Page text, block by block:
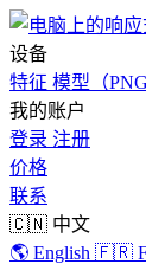
设备
特征 模型（
我的账户
登录 注册
价格
联系
🇨🇳 中文
🌎 English 🇫🇷